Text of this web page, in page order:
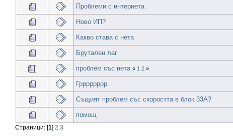
Проблеми с интернета
Ново ИП?
Какво става с нета
Брутален лаг
проблем със нета « 1 2 »
Грррррррр
Същият проблем със скоростта в блок 33А?
помощ
Страници: [1] 2 3